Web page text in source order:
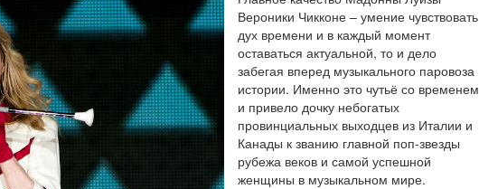
Вероники Чикконе – умение чувствовать
дух времени и в каждый момент
оставаться актуальной, то и дело
забегая вперед музыкального паровоза
истории. Именно это чутьё со временем
и привело дочку небогатых
провинциальных выходцев из Италии и
Канады к званию главной поп-звезды
рубежа веков и самой успешной
женщины в музыкальном мире.